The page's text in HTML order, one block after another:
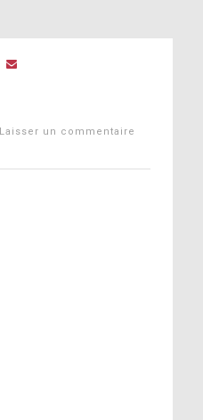
un commentaire